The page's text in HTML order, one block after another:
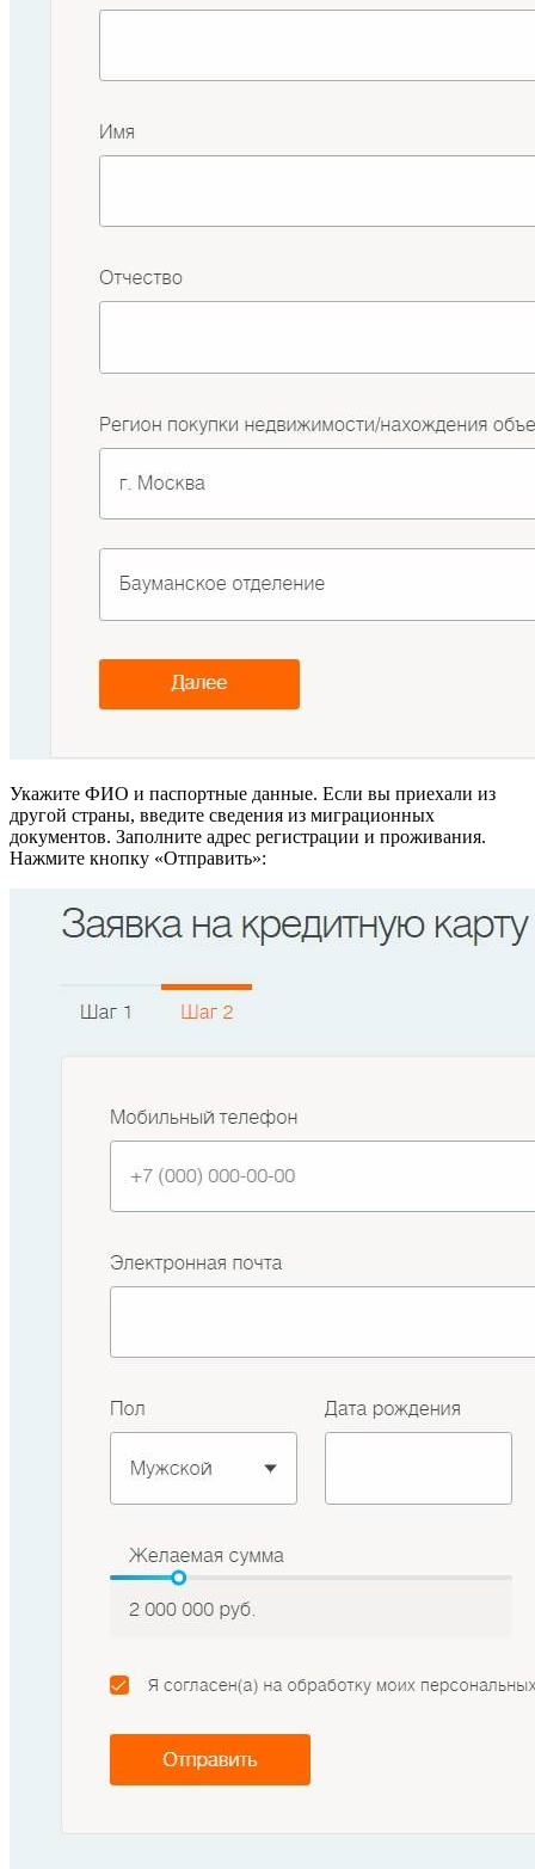
Укажите ФИО и паспортные данные. Если вы приехали из
другой страны, введите сведения из миграционных
документов. Заполните адрес регистрации и проживания.
Нажмите кнопку «Отправить»: